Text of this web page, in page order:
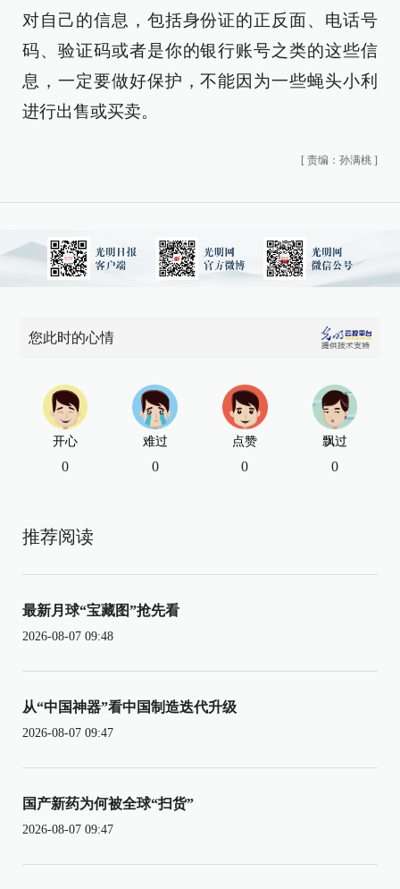
对自己的信息，包括身份证的正反面、电话号
码、验证码或者是你的银行账号之类的这些信
息，一定要做好保护，不能因为一些蝇头小利
进行出售或买卖。
[ 责编：孙满桃 ]
您此时的心情
开心
0
难过
0
点赞
0
飘过
0
推荐阅读
最新月球“宝藏图”抢先看
2026-08-07 09:48
从“中国神器”看中国制造迭代升级
2026-08-07 09:47
国产新药为何被全球“扫货”
2026-08-07 09:47